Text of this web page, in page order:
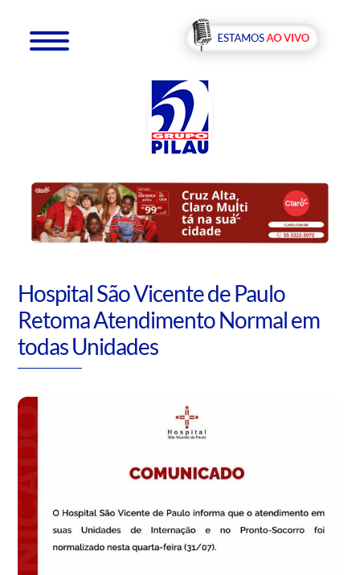
Hospital São Vicente de Paulo
Retoma Atendimento Normal em
todas Unidades